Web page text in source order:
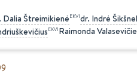
Dalia ŠtreimikienėEKVIdr. Indrė
EKVIRaimonda